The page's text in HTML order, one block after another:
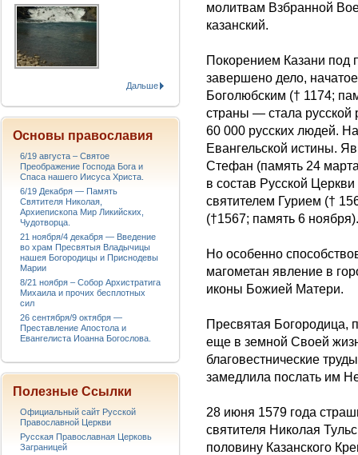
молитвам Взбранной
казанский.
Покорением Казани под
завершено дело,
Боголюбским († 1174;
страны — стала русской
60 000 русских людей.
Евангельской истины.
Стефан (память 24
в состав Русской
святителем Гурием (†
(†1567; память 6 ноября).
Но особенно
магометан явление в
иконы Божией Матери.
Пресвятая Богородица,
еще в земной Своей
благовестнические
замедлила послать им
28 июня 1579 года
святителя Николая
половину Казанского
Дальше
Основы православия
6/19 августа – Святое
Преображение Господа Бога и
Спаса нашего Иисуса Христа.
6/19 Декабря — Память
Святителя Николая,
Архиепископа Мир Ликийских,
Чудотворца.
21 ноября/4 декабря — Введение
во храм Пресвятыя Владычицы
нашея Богородицы и Приснодевы
Марии
8/21 ноября – Собор Архистратига
Михаила и прочих бесплотных
сил
26 сентября/9 октября —
Преставление Апостола и
Евангелиста Иоанна Богослова.
Полезные Ссылки
Официальный сайт Русской
Православной Церкви
Русская Православная Церковь
Заграницей